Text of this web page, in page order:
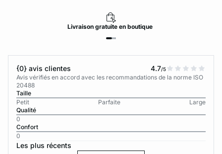
Livraisongratuiteen boutique
{0} avis clientes 4.7/5
Avis vérifiés en accord avec les recommandations de la norme ISO
20488
Taille
Petit
Parfaite
Large
Qualité
0
Confort
0
Les plus récents